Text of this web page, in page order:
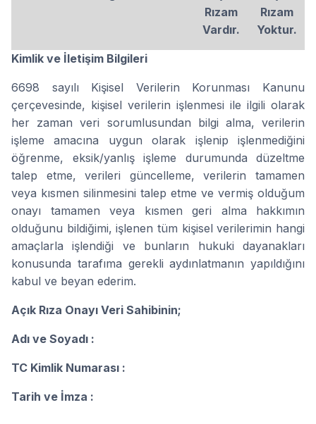
Rızam
Vardır.
Rızam
Yoktur.
Kimlik ve İletişim Bilgileri
6698 sayılı Kişisel Verilerin Korunması Kanunu
çerçevesinde, kişisel verilerin işlenmesi ile ilgili olarak
her zaman veri sorumlusundan bilgi alma, verilerin
işleme amacına uygun olarak işlenip işlenmediğini
öğrenme, eksik/yanlış işleme durumunda düzeltme
talep etme, verileri güncelleme, verilerin tamamen
veya kısmen silinmesini talep etme ve vermiş olduğum
onayı tamamen veya kısmen geri alma hakkımın
olduğunu bildiğimi, işlenen tüm kişisel verilerimin hangi
amaçlarla işlendiği ve bunların hukuki dayanakları
konusunda tarafıma gerekli aydınlatmanın yapıldığını
kabul ve beyan ederim.
Açık Rıza Onayı Veri Sahibinin;
Adı ve Soyadı :
TC Kimlik Numarası :
Tarih ve İmza :